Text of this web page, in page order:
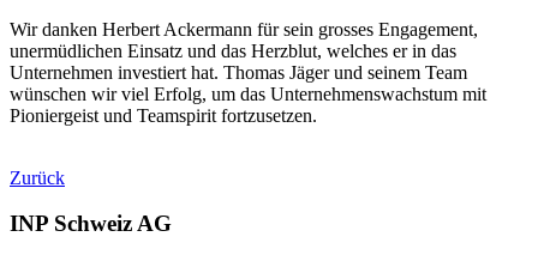
Wir danken Herbert Ackermann für sein grosses Engagement,
unermüdlichen Einsatz und das Herzblut, welches er in das
Unternehmen investiert hat. Thomas Jäger und seinem Team
wünschen wir viel Erfolg, um das Unternehmenswachstum mit
Pioniergeist und Teamspirit fortzusetzen.
Zurück
INP Schweiz AG